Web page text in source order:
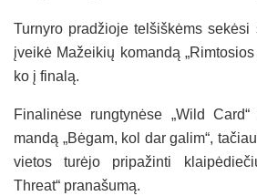
Tur­ny­ro pra­džio­je tel­šiškėms
įveikė Ma­žei­kių ko­mandą
ko į fi­nalą.
Fi­na­linė­se rung­tynė­se „Wild
mandą „Bėgam, kol dar ga­lim“,
vie­tos turė­jo pri­pa­žin­ti
Threat“ pra­na­šumą.